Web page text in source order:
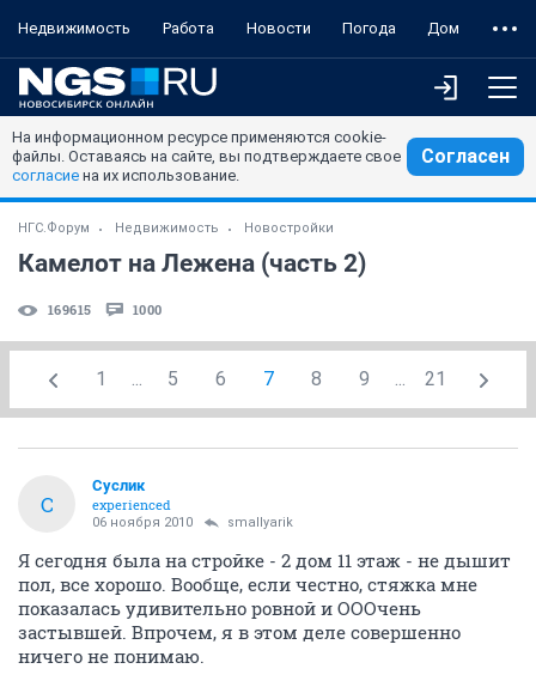
Недвижимость Работа Новости Погода Дом
На информационном ресурсе применяются cookie-
файлы. Оставаясь на сайте, вы подтверждаете свое
согласие на их использование.
Согласен
НГС.Форум Недвижимость Новостройки
Камелот на Лежена (часть 2)
169615 1000
1 ... 5 6 7 8 9 ... 21
С
Суслик
experienced
06 ноября 2010 smallyarik
Я сегодня была на стройке - 2 дом 11 этаж - не дышит
пол, все хорошо. Вообще, если честно, стяжка мне
показалась удивительно ровной и ОООчень
застывшей. Впрочем, я в этом деле совершенно
ничего не понимаю.